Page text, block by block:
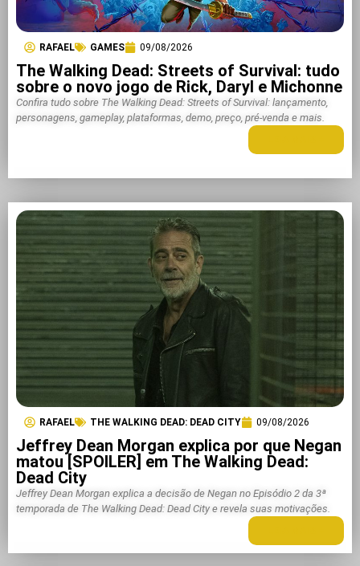
RAFAEL GAMES 09/08/2026
The Walking Dead: Streets of Survival: tudo
sobre o novo jogo de Rick, Daryl e Michonne
Confira tudo sobre The Walking Dead: Streets of Survival: lançamento,
personagens, gameplay, plataformas, demo, preço, pré-venda e mais.
RAFAEL THE WALKING DEAD: DEAD CITY 09/08/2026
Jeffrey Dean Morgan explica por que Negan
matou [SPOILER] em The Walking Dead:
Dead City
Jeffrey Dean Morgan explica a decisão de Negan no Episódio 2 da 3ª
temporada de The Walking Dead: Dead City e revela suas motivações.